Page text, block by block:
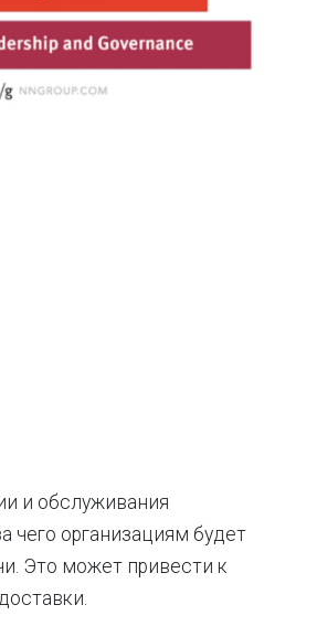
и обслуживания
организациям будет
Это может привести к